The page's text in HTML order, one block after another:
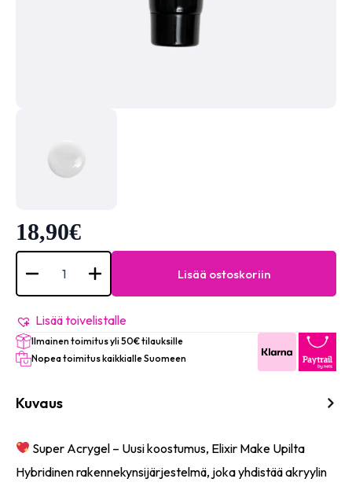
18,90€
Super
Acrygel
-
White
määrä
Lisää ostoskoriin
Lisää toivelistalle
Ilmainen toimitus yli 50€ tilauksille
Nopea toimitus kaikkialle Suomeen
Kuvaus
Super Acrygel – Uusi koostumus, Elixir Make Upilta
Hybridinen rakennekynsijärjestelmä, joka yhdistää akryylin